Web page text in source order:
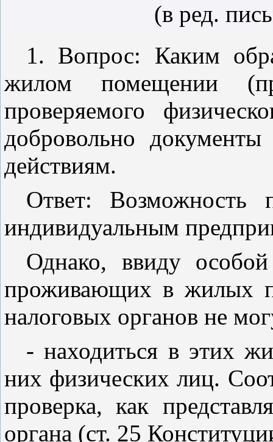
(в ред.
1. Вопрос: Каким
жилом помещении
проверяемого
добровольно
действиям.
Ответ: Возможность
индивидуальным
Однако, ввиду
проживающих в жилых
налоговых органов не
- находиться в этих
них физических лиц.
проверка, как
органа (ст. 25